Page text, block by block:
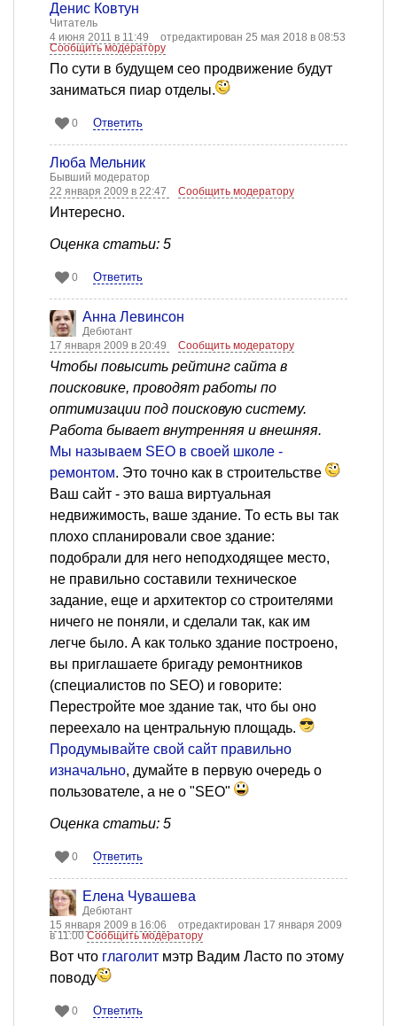
Денис Ковтун
Читатель
4 июня 2011 в 11:49
отредактирован 25 мая 2018 в 08:53
Сообщить модератору
По сути в будущем сео продвижение будут
заниматься пиар отделы.
0 Ответить
Люба Мельник
Бывший модератор
22 января 2009 в 22:47
Сообщить модератору
Интересно.
Оценка статьи: 5
0 Ответить
Анна Левинсон
Дебютант
17 января 2009 в 20:49
Сообщить модератору
Чтобы повысить рейтинг сайта в
поисковике, проводят работы по
оптимизации под поисковую систему.
Работа бывает внутренняя и внешняя.
Мы называем SЕО в своей школе -
ремонтом. Это точно как в строительстве
Ваш сайт - это ваша виртуальная
недвижимость, ваше здание. То есть вы так
плохо спланировали свое здание:
подобрали для него неподходящее место,
не правильно составили техническое
задание, еще и архитектор со строителями
ничего не поняли, и сделали так, как им
легче было. А как только здание построено,
вы приглашаете бригаду ремонтников
(специалистов по SEO) и говорите:
Перестройте мое здание так, что бы оно
переехало на центральную площадь.
Продумывайте свой сайт правильно
изначально, думайте в первую очередь о
пользователе, а не о "SEO"
Оценка статьи: 5
0 Ответить
Елена Чувашева
Дебютант
15 января 2009 в 16:06
отредактирован 17 января 2009
в 11:00Сообщить модератору
Вот что глаголит мэтр Вадим Ласто по этому
поводу
0 Ответить